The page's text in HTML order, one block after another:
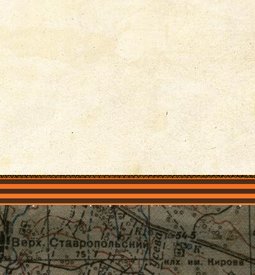
Проекты Герои рядом Документы Галерея